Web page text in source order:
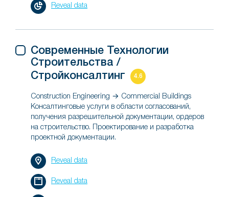
Reveal data
Современные Технологии
Строительства /
Стройконсалтинг
4.6
Construction Engineering → Commercial Buildings
Консалтинговые услуги в области согласований,
получения разрешительной документации, ордеров
на строительство. Проектирование и разработка
проектной документации.
Reveal data
Reveal data